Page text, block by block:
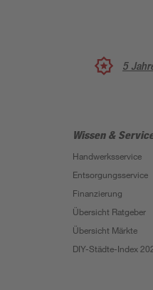
5
Wissen &
Handwerksservice
Entsorgungsservice
Finanzierung
Übersicht Ratgeber
Übersicht Märkte
DIY-Städte-Index